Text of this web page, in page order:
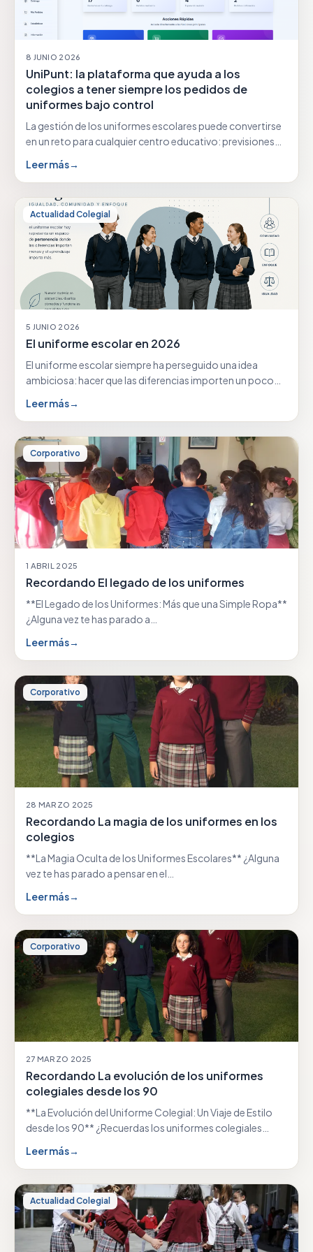
8 JUNIO 2026
UniPunt: la plataforma que ayuda a los
colegios a tener siempre los pedidos de
uniformes bajo control
La gestión de los uniformes escolares puede convertirse
en un reto para cualquier centro educativo: previsiones…
Leer más→
Actualidad Colegial
5 JUNIO 2026
El uniforme escolar en 2026
El uniforme escolar siempre ha perseguido una idea
ambiciosa: hacer que las diferencias importen un poco…
Leer más→
Corporativo
1 ABRIL 2025
Recordando El legado de los uniformes
**El Legado de los Uniformes: Más que una Simple Ropa**
¿Alguna vez te has parado a…
Leer más→
Corporativo
28 MARZO 2025
Recordando La magia de los uniformes en los
colegios
**La Magia Oculta de los Uniformes Escolares** ¿Alguna
vez te has parado a pensar en el…
Leer más→
Corporativo
27 MARZO 2025
Recordando La evolución de los uniformes
colegiales desde los 90
**La Evolución del Uniforme Colegial: Un Viaje de Estilo
desde los 90** ¿Recuerdas los uniformes colegiales…
Leer más→
Actualidad Colegial